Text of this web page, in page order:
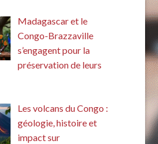
Madagascar et le
Congo-Brazzaville
s’engagent pour la
préservation de leurs
Les volcans du Congo :
géologie, histoire et
impact sur